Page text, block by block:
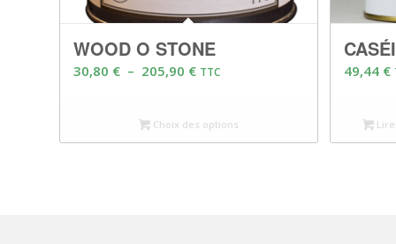
WOOD O STONE
30,80 € – 205,90 €Plage
30,80 €
TTC
Choix des options
49,44 €
Lire